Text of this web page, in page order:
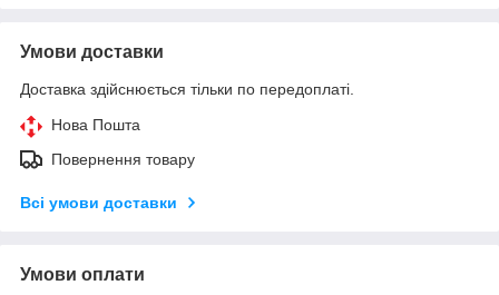
Умови доставки
Доставка здійснюється тільки по передоплаті.
Нова Пошта
Повернення товару
Всі умови доставки
Умови оплати